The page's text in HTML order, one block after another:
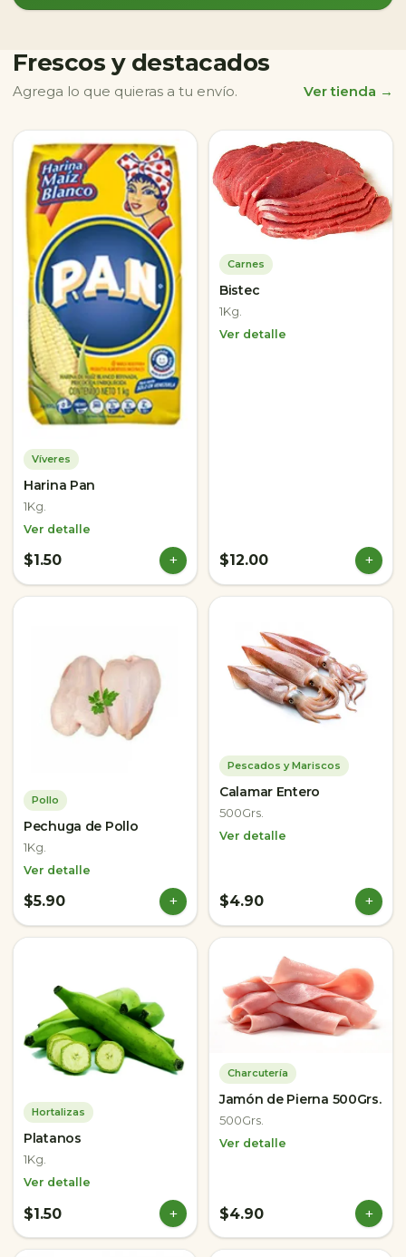
Frescos y destacados
Agrega lo que quieras a tu envío. Ver tienda →
Víveres
Harina Pan
1Kg.
Ver detalle
$1.50 +
Carnes
Bistec
1Kg.
Ver detalle
$12.00 +
Pollo
Pechuga de Pollo
1Kg.
Ver detalle
$5.90 +
Pescados y Mariscos
Calamar Entero
500Grs.
Ver detalle
$4.90 +
Hortalizas
Platanos
1Kg.
Ver detalle
$1.50 +
Charcutería
Jamón de Pierna 500Grs.
500Grs.
Ver detalle
$4.90 +